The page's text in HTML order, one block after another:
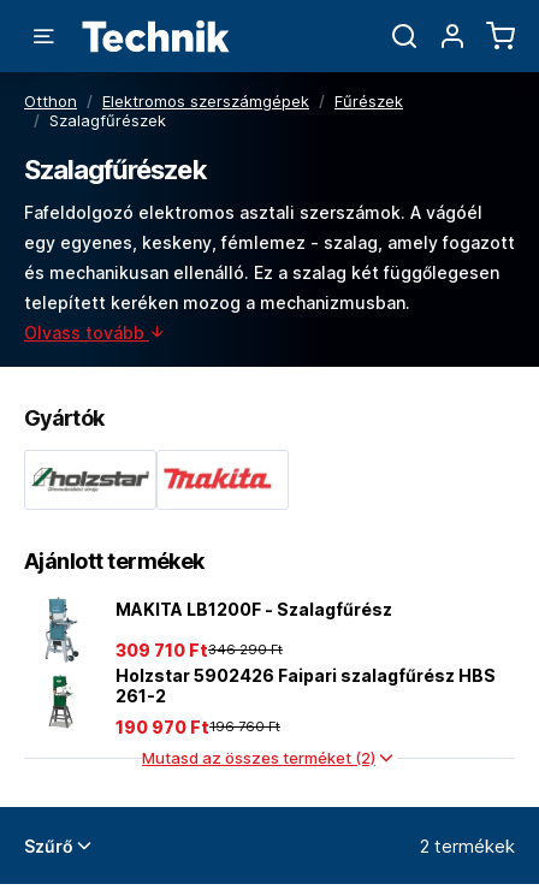
Otthon / Elektromos szerszámgépek / Fűrészek
/ Szalagfűrészek
Szalagfűrészek
Fafeldolgozó elektromos asztali szerszámok. A vágóél
egy egyenes, keskeny, fémlemez - szalag, amely fogazott
és mechanikusan ellenálló. Ez a szalag két függőlegesen
telepített keréken mozog a mechanizmusban.
Olvass tovább
Gyártók
Ajánlott termékek
MAKITA LB1200F - Szalagfűrész
346 290 Ft
309 710 Ft
Holzstar 5902426 Faipari szalagfűrész HBS
261-2
196 760 Ft
190 970 Ft
Mutasd az összes terméket (2)
Szűrő 2 termékek